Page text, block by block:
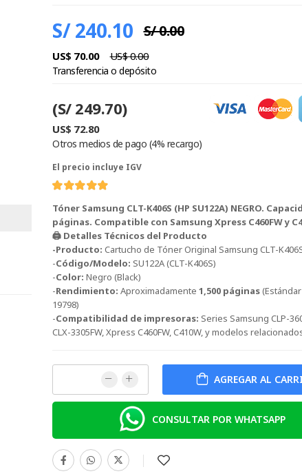
S/ 240.10 S/ 0.00
US$ 70.00 US$ 0.00
Transferencia o depósito
(S/ 249.70)
US$ 72.80
Otros medios de pago (4% recargo)
El precio incluye IGV
Tóner Samsung CLT-K406S (HP SU122A) NEGRO.
páginas. Compatible con Samsung Xpress C460FW y
🖨️ Detalles Técnicos del Producto
-Producto: Cartucho de Tóner Original Samsung CLT-
-Código/Modelo: SU122A (CLT-K406S)
-Color: Negro (Black)
-Rendimiento: Aproximadamente 1,500 páginas
19798)
-Compatibilidad de impresoras: Series Samsung CLP-
CLX-3305FW, Xpress C460FW, C410W, y modelos
AGREGAR AL
CONSULTAR POR WHATSAPP